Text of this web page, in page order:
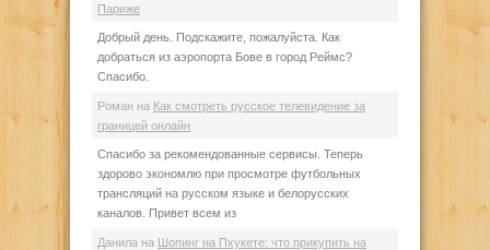
Париже
Добрый день. Подскажите, пожалуйста. Как
добраться из аэропорта Бове в город Реймс?
Спасибо.
Роман на Как смотреть русское телевидение за
границей онлайн
Спасибо за рекомендованные сервисы. Теперь
здорово экономлю при просмотре футбольных
трансляций на русском языке и белорусских
каналов. Привет всем из
Данила на Шопинг на Пхукете: что прикупить на